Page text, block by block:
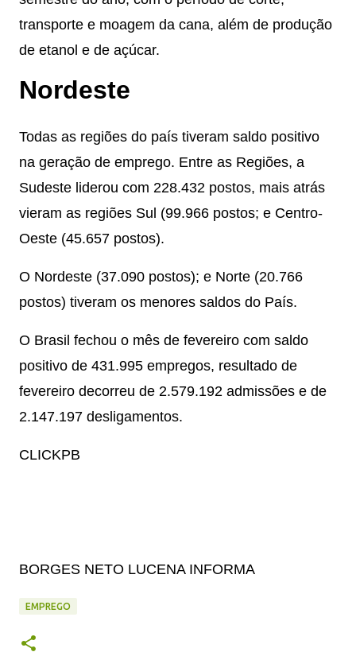
transporte e moagem da cana, além de produção
de etanol e de açúcar.
Nordeste
Todas as regiões do país tiveram saldo positivo
na geração de emprego. Entre as Regiões, a
Sudeste liderou com 228.432 postos, mais atrás
vieram as regiões Sul (99.966 postos; e Centro-
Oeste (45.657 postos).
O Nordeste (37.090 postos); e Norte (20.766
postos) tiveram os menores saldos do País.
O Brasil fechou o mês de fevereiro com saldo
positivo de 431.995 empregos, resultado de
fevereiro decorreu de 2.579.192 admissões e de
2.147.197 desligamentos.
CLICKPB
BORGES NETO LUCENA INFORMA
EMPREGO